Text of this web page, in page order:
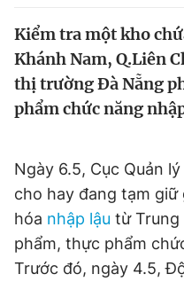
Tin thị trường
Video
Tiện ích
Thông tin tòa soạn
Kiểm tra một kho
Khánh Nam, Q.Liên
thị trường Đà Nẵng
phẩm chức năng
Ngày 6.5, Cục Quản
cho hay đang tạm giữ
hóa nhập lậu từ Trung
phẩm, thực phẩm
Trước đó, ngày 4.5,